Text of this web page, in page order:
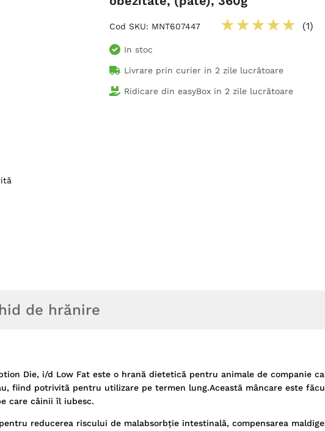
caini
Cod SKU: MNT607447 ★★★★★ (1)
In stoc
Livrare prin curier in 2 zile lucrătoare
Ridicare din easyBox in 2 zile lucrătoare
de hrănire
Die, i/d Low Fat este o hrană dietetică pentru animale de companie
fiind potrivită pentru utilizare pe termen lung.Această mâncare este
care câinii îl iubesc.
reducerea riscului de malabsorbție intestinală, compensarea